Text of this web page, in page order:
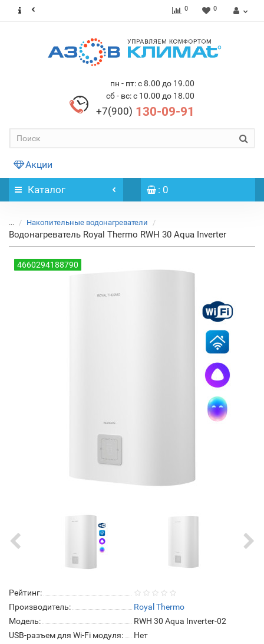
0 0
пн - пт: с 8.00 до 19.00
сб - вс: с 10.00 до 18.00
+7(900) 130-09-91
Акции
Каталог : 0
... Накопительные водонагреватели
Водонагреватель Royal Thermo RWH 30 Aqua Inverter
4660294188790
Рейтинг:
Производитель:
Royal Thermo
Модель:
RWH 30 Aqua Inverter-02
USB-разъем для Wi-Fi модуля:
Нет